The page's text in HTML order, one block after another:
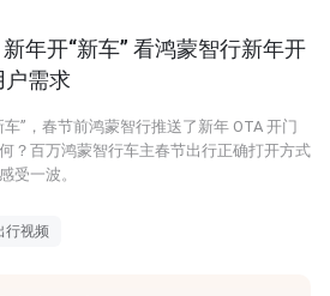
年开“新车” 看鸿蒙智行新年开
户需求
”，春节前鸿蒙智行推送了新年 OTA 开门
？百万鸿蒙智行车主春节出行正确打开方式
受一波。
行视频